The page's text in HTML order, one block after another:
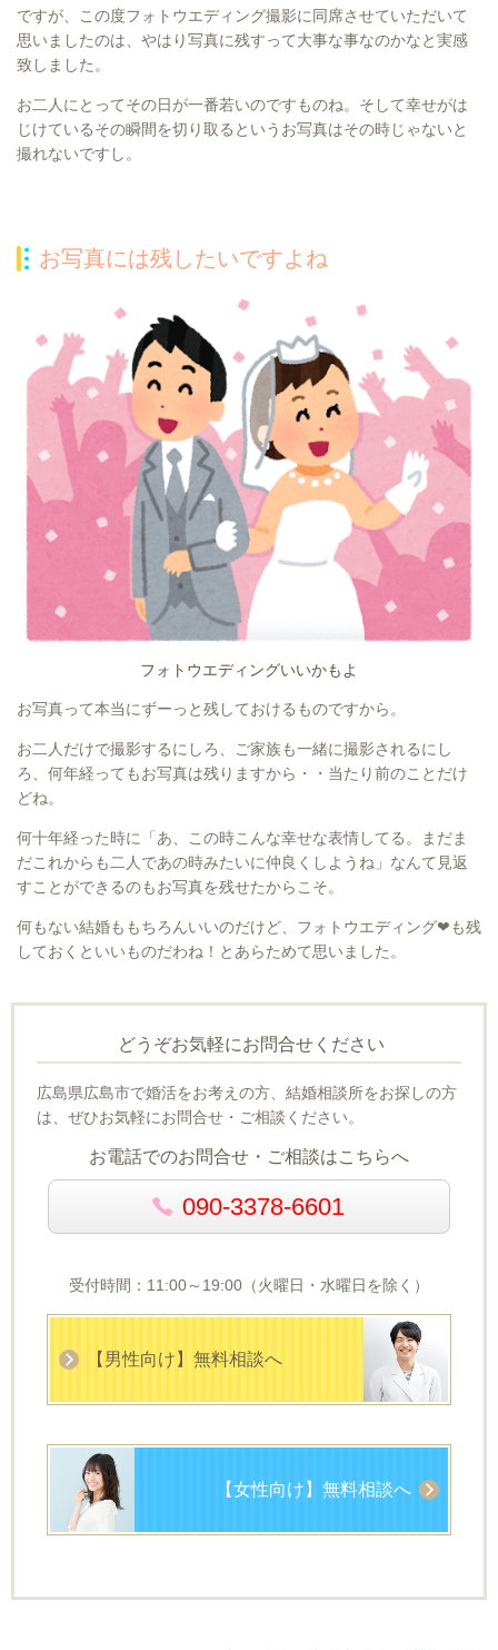
ですが、この度フォトウエディング撮影に同席させていただいて
思いましたのは、やはり写真に残すって大事な事なのかなと実感
致しました。
お二人にとってその日が一番若いのですものね。そして幸せがは
じけているその瞬間を切り取るというお写真はその時じゃないと
撮れないですし。
お写真には残したいですよね
フォトウエディングいいかもよ
お写真って本当にずーっと残しておけるものですから。
お二人だけで撮影するにしろ、ご家族も一緒に撮影されるにし
ろ、何年経ってもお写真は残りますから・・当たり前のことだけ
どね。
何十年経った時に「あ、この時こんな幸せな表情してる。まだま
だこれからも二人であの時みたいに仲良くしようね」なんて見返
すことができるのもお写真を残せたからこそ。
何もない結婚ももちろんいいのだけど、フォトウエディング❤も残
しておくといいものだわね！とあらためて思いました。
どうぞお気軽にお問合せください
広島県広島市で婚活をお考えの方、結婚相談所をお探しの方
は、ぜひお気軽にお問合せ・ご相談ください。
お電話でのお問合せ・ご相談はこちらへ
090-3378-6601
受付時間：11:00～19:00（火曜日・水曜日を除く）
【男性向け】無料相談へ
【女性向け】無料相談へ